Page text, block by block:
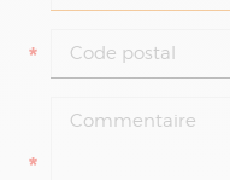
*
*